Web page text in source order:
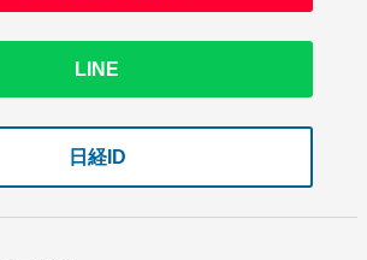
LINE
日経ID